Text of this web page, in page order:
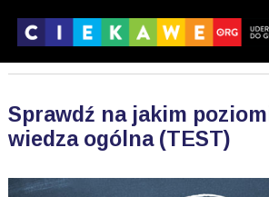
Sprawdź na jakim
wiedza ogólna (TEST)POPULARNE